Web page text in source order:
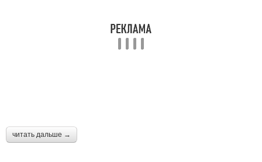
читать дальше →